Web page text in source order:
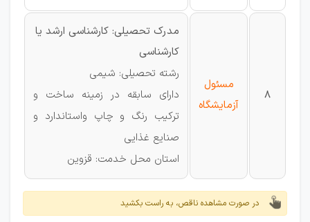
8
مسئول
آزمایشگاه
مدرک تحصیلی: کارشناسی ارشد یا
کارشناسی
رشته تحصیلی: شیمی
دارای سابقه در زمینه ساخت و
ترکیب رنگ و چاپ واستاندارد و
صنایع غذایی
استان محل خدمت: قزوین
در صورت مشاهده ناقص، به راست بکشید